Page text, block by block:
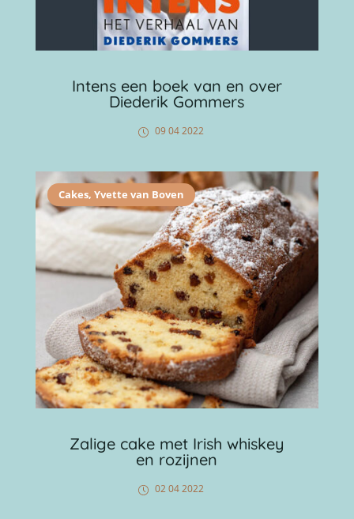
Intens een boek van en over
Diederik Gommers
09 04 2022
Cakes, Yvette van Boven
Zalige cake met Irish whiskey
en rozijnen
02 04 2022